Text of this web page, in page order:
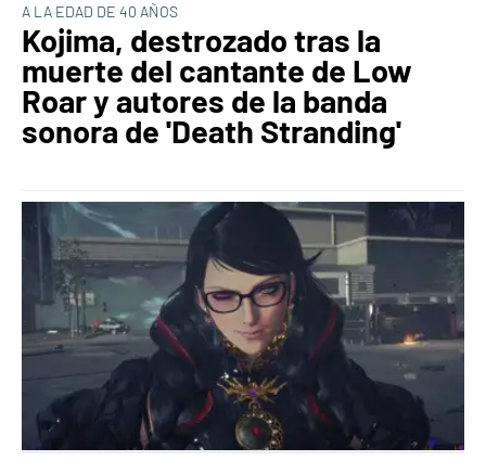
A LA EDAD DE 40 AÑOS
Kojima, destrozado tras la
muerte del cantante de Low
Roar y autores de la banda
sonora de 'Death Stranding'